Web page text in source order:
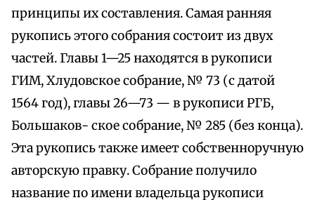
принципы их составления. Самая ранняя
рукопись этого собрания состоит из двух
частей. Главы 1—25 находятся в рукописи
ГИМ, Хлудовское собрание, № 73 (с датой
1564 год), главы 26—73 — в рукописи РГБ,
Большаков- ское собрание, № 285 (без конца).
Эта рукопись также имеет собственноручную
авторскую правку. Собрание получило
название по имени владельца рукописи